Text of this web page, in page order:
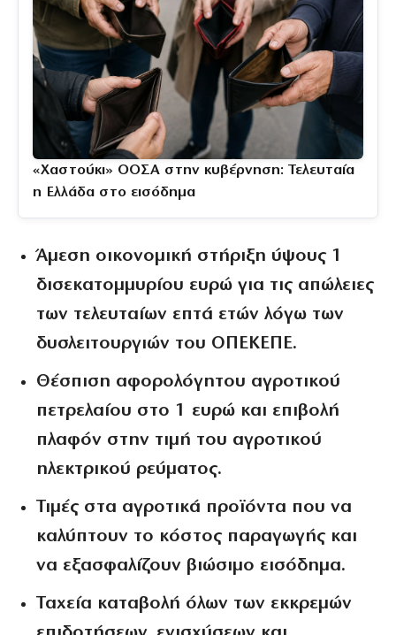
«Χαστούκι» ΟΟΣΑ στην κυβέρνηση: Τελευταία
η Ελλάδα στο εισόδημα
Άμεση οικονομική στήριξη ύψους 1
δισεκατομμυρίου ευρώ για τις απώλειες
των τελευταίων επτά ετών λόγω των
δυσλειτουργιών του ΟΠΕΚΕΠΕ.
Θέσπιση αφορολόγητου αγροτικού
πετρελαίου στο 1 ευρώ και επιβολή
πλαφόν στην τιμή του αγροτικού
ηλεκτρικού ρεύματος.
Τιμές στα αγροτικά προϊόντα που να
καλύπτουν το κόστος παραγωγής και
να εξασφαλίζουν βιώσιμο εισόδημα.
Ταχεία καταβολή όλων των εκκρεμών